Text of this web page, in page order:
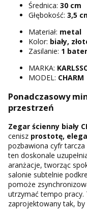
Średnica: 30 cm
Głębokość: 3,5
Materiał: metal
Kolor: biały,
Zasilanie: 1
MARKA:
MODEL: CHARM
Ponadczasowy
przestrzeń
Zegar ścienny biały
cenisz prostotę,
pozbawiona cyfr
ten doskonale
aranżacje, tworząc
salonie subtelnie
pomoże
utrzymać tempo pracy.
zaprojektowany tak, by